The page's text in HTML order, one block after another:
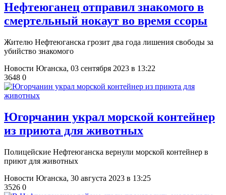
Нефтеюганец отправил знакомого в
смертельный нокаут во время ссоры
Жителю Нефтеюганска грозит два года лишения свободы за
убийство знакомого
Новости Юганска, 03 сентября 2023 в 13:22
3648 0
Югорчанин украл морской контейнер
из приюта для животных
Полицейские Нефтеюганска вернули морской контейнер в
приют для животных
Новости Юганска, 30 августа 2023 в 13:25
3526 0